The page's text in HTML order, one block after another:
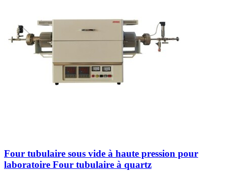
Four tubulaire sous vide à haute pression pour
laboratoire Four tubulaire à quartz